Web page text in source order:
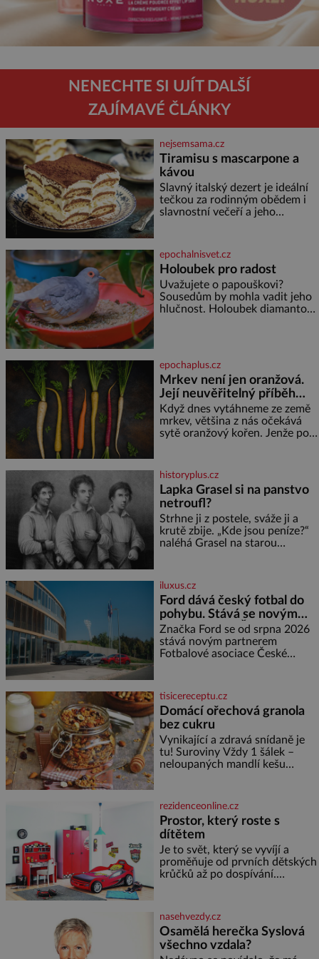
NENECHTE SI UJÍT DALŠÍ
ZAJÍMAVÉ ČLÁNKY
nejsemsama.cz
Tiramisu s mascarpone a
kávou
Slavný italský dezert je ideální
tečkou za rodinným obědem i
slavnostní večeří a jeho
osoby: 250 g mascarpone 3
vejce 80 g cukru 200 g
cukrářských piškotů 250 ml
silné kávy 2 lžíce amaretta
kakao na posypání Postup:
Oddělte žloutky od bílků.
vznikl hladký
epochalnisvet.cz
Holoubek pro radost
Uvažujete o papouškovi?
Sousedům by mohla vadit jeho
hlučnost. Holoubek diamantový
se o nenáročného klidného
ptáčka, který většinu dne jen
posedává. Hodně času tráví na
zemi, kde sbírá zbytky semínek
Jeho domovinou je prakticky
celá Austrálie s výjimkou
pobřežní oblasti.
epochaplus.cz
Mrkev není jen oranžová.
Její neuvěřitelný příběh
začíná fialovou barvou
Když dnes vytáhneme ze země
mrkev, většina z nás očekává
sytě oranžový kořen. Jenže po
oranžová. Je fialová, žlutá, bílá,
někdy dokonce téměř černá. Až
díky stovkám let pečlivého
šlechtění se z ní stává zelenina,
bez které si českou zahradu ani
nedokážeme představit. Její
příběh je
historyplus.cz
Lapka Grasel si na panstvo
netroufl?
Strhne ji z postele, sváže ji a
krutě zbije. „Kde jsou peníze?“
naléhá Grasel na starou
nemůže, protože žádné nemá,
spokojí se lupič s několika
měďáky a štůčky látky. Zraněná
žena pár dní nato umírá. Je to
muž nebývale krutý. Jeho činy
budí hrůzu ještě dlouho po jeho
smrti
iluxus.cz
Ford dává český fotbal do
pohybu. Stává se novým
partnerem FAČR
Značka Ford se od srpna 2026
stává novým partnerem
Fotbalové asociace České
asociace, reprezentačních týmů
i českého fotbalu v regionech.
Partner
tisicereceptu.cz
Domácí ořechová granola
bez cukru
Vynikající a zdravá snídaně je
tu! Suroviny Vždy 1 šálek –
neloupaných mandlí kešu
semínek dýně rozinek 3 šálky
ovesných vloček 1 lžíce mlet
rezidenceonline.cz
Prostor, který roste s
dítětem
Je to svět, který se vyvíjí a
proměňuje od prvních dětských
krůčků až po dospívání.
soustředění i odpočinek a
reaguje na každou etapu života
a specifické potřeby dítěte. Pro
nejmenší je klíčová
nasehvezdy.cz
Osamělá herečka Syslová
všechno vzdala?